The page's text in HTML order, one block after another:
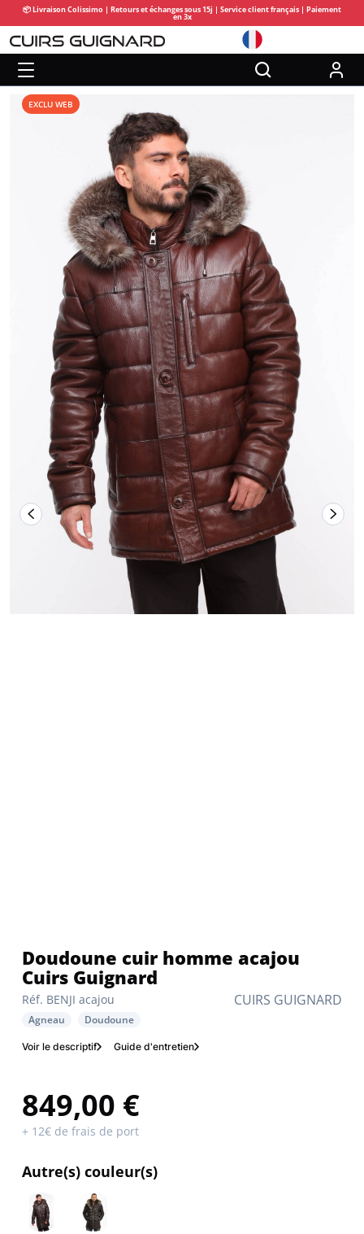
📦 Livraison Colissimo | Retours et échanges sous 15j | Service client français | Paiement
en 3x
CUIRS GUIGNARD
Réf. BENJI acajou
Doudoune cuir homme acajou
Cuirs Guignard
Agneau Doudoune
Voir le descriptif Guide d'entretien
849,00 €
+ 12€ de frais de port
Autre(s) couleur(s)
EXCLU WEB